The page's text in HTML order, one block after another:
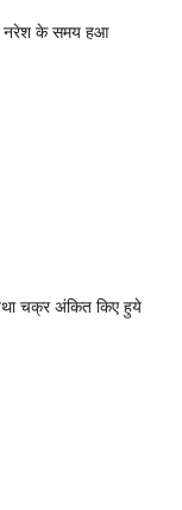
नरेश के समय हआ
चक्र अंकित किए हुये